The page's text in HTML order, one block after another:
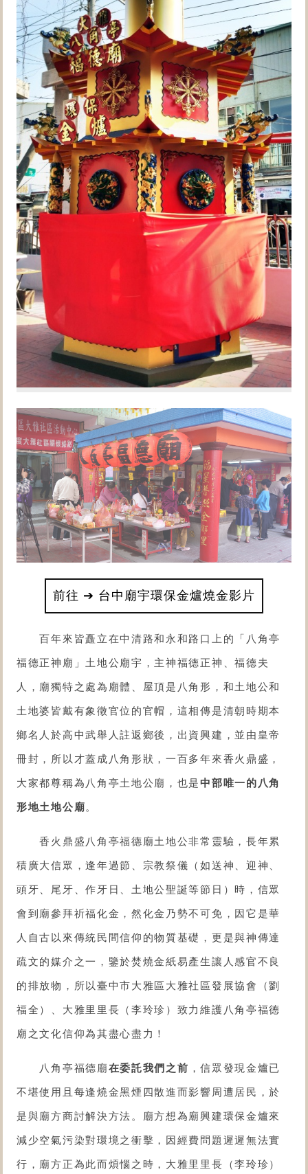
前往 ➔ 台中廟宇環保金爐燒金影片
百年來皆矗立在中清路和永和路口上的「 八角亭
福德正神廟 」土地公廟宇，主神福德正神、福德夫
人，廟獨特之處為廟體、屋頂是八角形，和土地公和
土地婆皆戴有象徵官位的官帽，這相傳是清朝時期本
鄉名人於高中武舉人註返鄉後，出­資興建，並由皇帝
冊封，所以才蓋成八角形狀，一百多年來香火鼎盛，
大家都尊稱為八角­亭土地公廟，也是中部唯一的八角
形地土地公廟。
香火鼎盛八角亭福德廟土地公非常靈驗，長年累
積廣大信眾，逢年過節、宗教祭儀（如送神、迎神、
頭牙、尾牙、作牙日、土地公聖誕等節日）時，信眾
會到廟參拜祈福化金，然化金乃勢不可免，因它是華
人自古以來傳統民間信仰的物質基礎，更是與神傳達
疏文的媒介之一，鑒於焚燒金紙易產生讓人感官不良
的排放物，所以臺中市大雅區大雅社區發展協會（劉
福全）、大雅里里長（李玲珍）致力維護八角亭福德
廟之文化信仰為其盡心盡力！
八角亭福德廟在委託我們之前 ，信眾發現金爐已
不堪使用且每逢燒金黑煙四散進而影響周遭居民，於
是與廟方商討解決方法。廟方想為廟興建環保金爐來
減少空氣污染對環境之衝擊，因經費問題遲遲無法實
行，廟方正為此而煩惱之時，大雅里里長（李玲珍）